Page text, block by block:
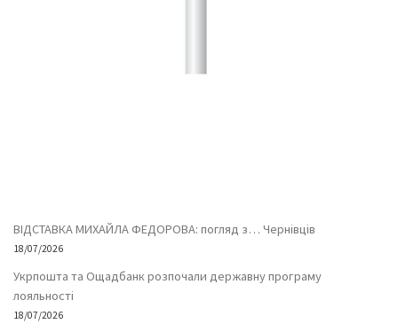
ВІДСТАВКА МИХАЙЛА ФЕДОРОВА: погляд з… Чернівців
18/07/2026
Укрпошта та Ощадбанк розпочали державну програму
лояльності
18/07/2026